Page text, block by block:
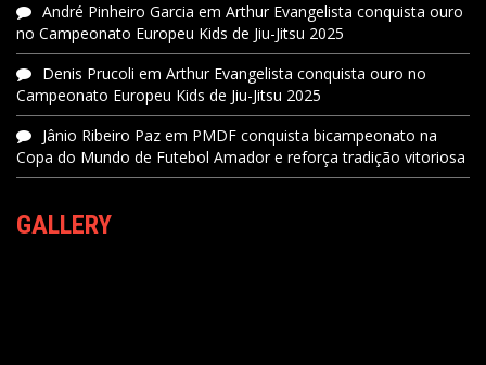
André Pinheiro Garcia em Arthur Evangelista conquista ouro
no Campeonato Europeu Kids de Jiu-Jitsu 2025
Denis Prucoli em Arthur Evangelista conquista ouro no
Campeonato Europeu Kids de Jiu-Jitsu 2025
Jânio Ribeiro Paz em PMDF conquista bicampeonato na
Copa do Mundo de Futebol Amador e reforça tradição vitoriosa
GALLERY